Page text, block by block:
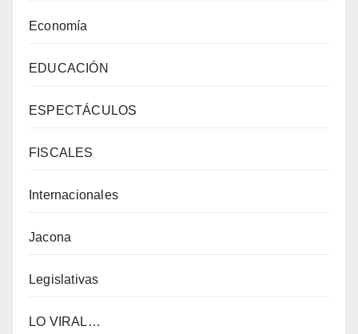
Economía
EDUCACIÓN
ESPECTÁCULOS
FISCALES
Internacionales
Jacona
Legislativas
LO VIRAL…